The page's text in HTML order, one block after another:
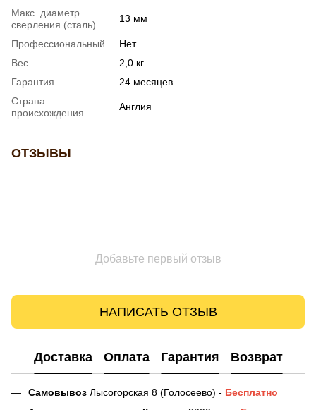
Макс. диаметр
сверления (сталь)
13 мм
Профессиональный
Нет
Вес
2,0 кг
Гарантия
24 месяцев
Страна
происхождения
Англия
ОТЗЫВЫ
Добавьте первый отзыв
НАПИСАТЬ ОТЗЫВ
Доставка Оплата Гарантия Возврат
Самовывоз Лысогорская 8 (Голосеево) - Бесплатно